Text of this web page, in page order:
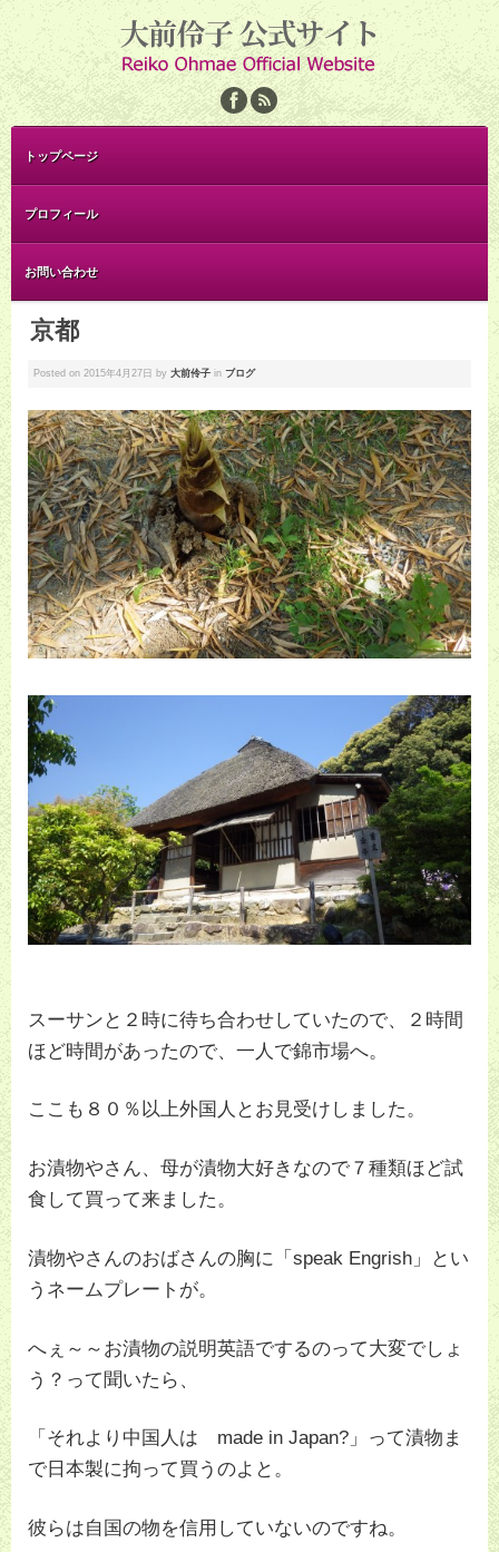
トップページ
プロフィール
お問い合わせ
京都
Posted on 2015年4月27日 by 大前伶子 in ブログ
スーサンと２時に待ち合わせしていたので、２時間
ほど時間があったので、一人で錦市場へ。
ここも８０％以上外国人とお見受けしました。
お漬物やさん、母が漬物大好きなので７種類ほど試
食して買って来ました。
漬物やさんのおばさんの胸に「speak Engrish」とい
うネームプレートが。
へぇ～～お漬物の説明英語でするのって大変でしょ
う？って聞いたら、
「それより中国人は made in Japan?」って漬物ま
で日本製に拘って買うのよと。
彼らは自国の物を信用していないのですね。